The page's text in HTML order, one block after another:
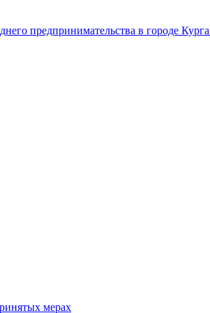
предпринимательства в городе
мерах